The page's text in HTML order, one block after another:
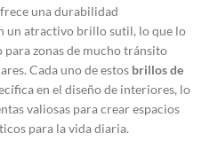
una durabilidad
un atractivo brillo sutil, lo que lo
para zonas de mucho tránsito
Cada uno de estos brillos de
en el diseño de interiores, lo
valiosas para crear espacios
para la vida diaria.